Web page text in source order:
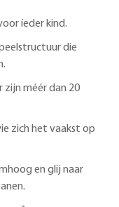
íeder kind.
die
zijn méér dan 20
zich het vaakst op
en glij naar